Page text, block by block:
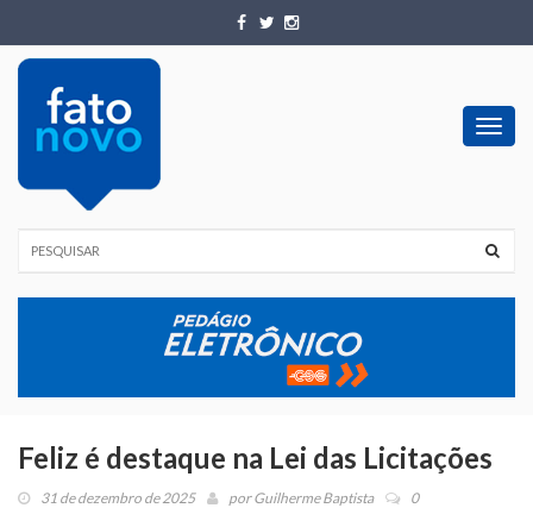
Feliz é destaque na Lei das Licitações
31 de dezembro de 2025 porGuilherme Baptista 0